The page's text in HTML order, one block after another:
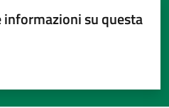
informazioni su questa
su 5
5